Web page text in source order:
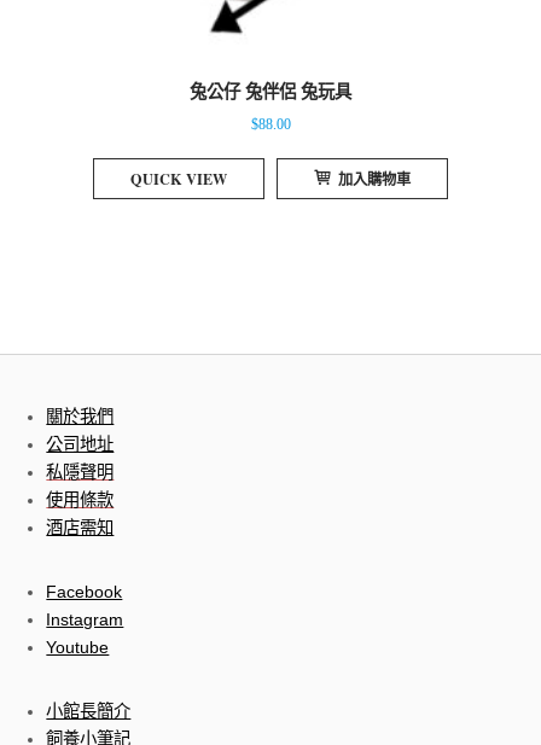
兔公仔 兔伴侶 兔玩具
$88.00
QUICK VIEW 加入購物車
關於我們
公司地址
私隱聲明
使用條款
酒店需知
Facebook
Instagram
Youtube
小館長簡介
飼養小筆記